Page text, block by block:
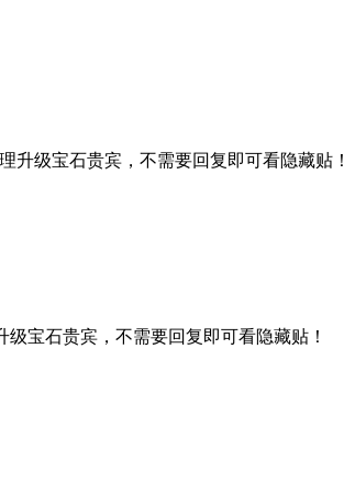
升级宝石贵宾，不需要回复即可看隐藏贴！
宝石贵宾，不需要回复即可看隐藏贴！